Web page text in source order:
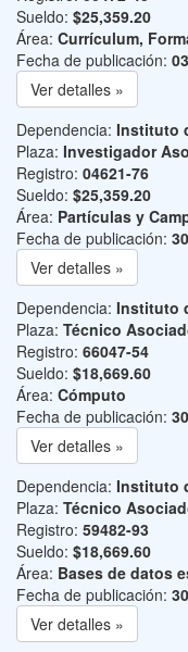
Sueldo: $25,359.20
Área: Currículum,
Fecha de publicación:
Ver detalles »
Dependencia: Instituto
Plaza: Investigador
Registro: 04621-76
Sueldo: $25,359.20
Área: Partículas y
Fecha de publicación:
Ver detalles »
Dependencia: Instituto
Plaza: Técnico
Registro: 66047-54
Sueldo: $18,669.60
Área: Cómputo
Fecha de publicación:
Ver detalles »
Dependencia: Instituto
Plaza: Técnico
Registro: 59482-93
Sueldo: $18,669.60
Área: Bases de datos
Fecha de publicación:
Ver detalles »